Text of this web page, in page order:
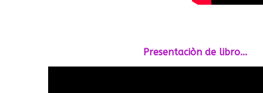
Presentaciòn de libro...